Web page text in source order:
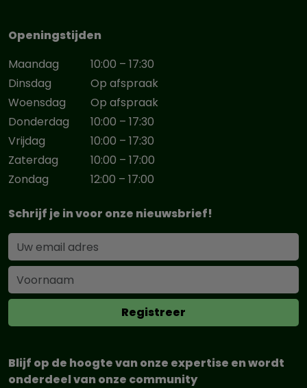
Openingstijden
Maandag
10:00 – 17:30
Dinsdag
Op afspraak
Woensdag
Op afspraak
Donderdag
10:00 – 17:30
Vrijdag
10:00 – 17:30
Zaterdag
10:00 – 17:00
Zondag
12:00 – 17:00
Schrijf je in voor onze nieuwsbrief!
Blijf op de hoogte van onze expertise en wordt
onderdeel van onze community